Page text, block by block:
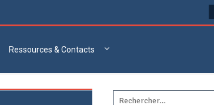
Ressources & Contacts